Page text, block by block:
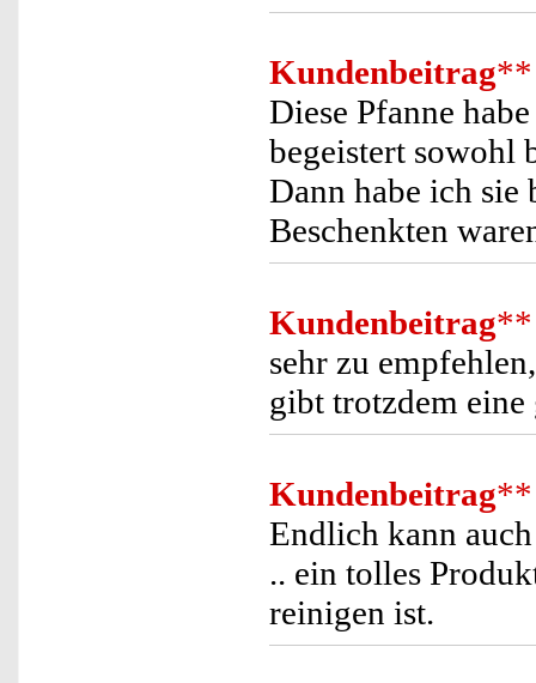
Kundenbeitrag**
Diese Pfanne
begeistert sowohl
Dann habe ich sie
Beschenkten
Kundenbeitrag**
sehr zu
gibt trotzdem
Kundenbeitrag**
Endlich kann
.. ein tolles
reinigen ist.